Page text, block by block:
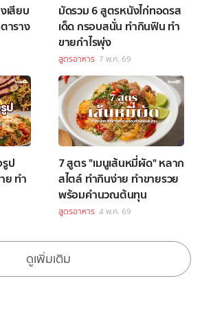
เสียบ
าราง
มัดรวม 6 สูตรหนังไก่ทอดรส
เด็ด กรอบสนั่น ทำกินฟิน ทำ
ขายกำไรพุ่ง
สูตรอาหาร 7 พ.ค. 69
ป
ย ทำ
7 สูตร "เมนูเส้นหมี่ผัด" หลาก
สไตล์ ทำกินง่าย ทำขายรวย
พร้อมคำนวณต้นทุน
สูตรอาหาร 4 พ.ค. 69
ดูเพิ่มเติม